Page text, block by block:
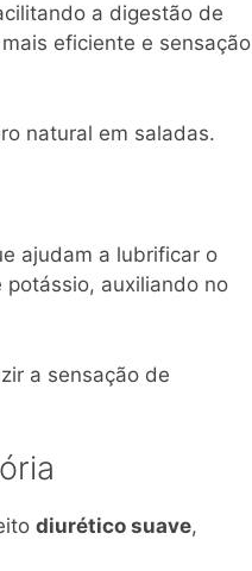
a digestão de
eficiente e sensação
natural em saladas.
ajudam a lubrificar o
auxiliando no
a sensação de
diurético suave,